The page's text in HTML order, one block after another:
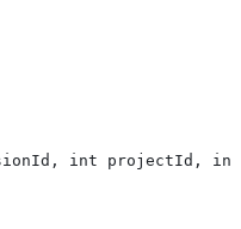
int projectId,